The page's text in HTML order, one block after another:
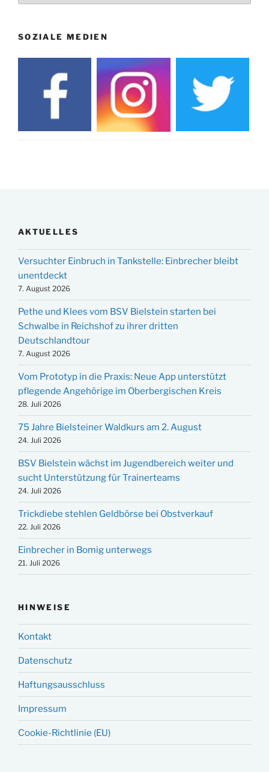
SOZIALE MEDIEN
AKTUELLES
Versuchter Einbruch in Tankstelle: Einbrecher bleibt
unentdeckt
7. August 2026
Pethe und Klees vom BSV Bielstein starten bei
Schwalbe in Reichshof zu ihrer dritten
Deutschlandtour
7. August 2026
Vom Prototyp in die Praxis: Neue App unterstützt
pflegende Angehörige im Oberbergischen Kreis
28. Juli 2026
75 Jahre Bielsteiner Waldkurs am 2. August
24. Juli 2026
BSV Bielstein wächst im Jugendbereich weiter und
sucht Unterstützung für Trainerteams
24. Juli 2026
Trickdiebe stehlen Geldbörse bei Obstverkauf
22. Juli 2026
Einbrecher in Bomig unterwegs
21. Juli 2026
HINWEISE
Kontakt
Datenschutz
Haftungsausschluss
Impressum
Cookie-Richtlinie (EU)